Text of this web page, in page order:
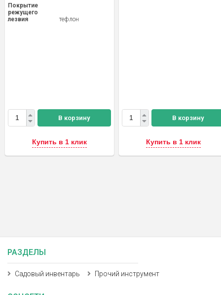
Покрытие
режущего
лезвия
тефлон
В корзину
Купить в 1 клик
В корзину
Купить в 1 клик
РАЗДЕЛЫ
Садовый инвентарь Прочий инструмент